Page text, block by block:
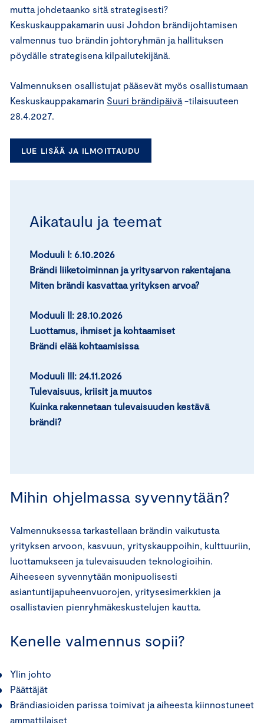
mutta johdetaanko sitä strategisesti?
Keskuskauppakamarin uusi Johdon brändijohtamisen
valmennus tuo brändin johtoryhmän ja hallituksen
pöydälle strategisena kilpailutekijänä.
Valmennuksen osallistujat pääsevät myös osallistumaan
Keskuskauppakamarin Suuri brändipäivä -tilaisuuteen
28.4.2027.
LUE LISÄÄ JA ILMOITTAUDU
Aikataulu ja teemat
Moduuli I: 6.10.2026
Brändi liiketoiminnan ja yritysarvon rakentajana
Miten brändi kasvattaa yrityksen arvoa?
Moduuli II: 28.10.2026
Luottamus, ihmiset ja kohtaamiset
Brändi elää kohtaamisissa
Moduuli III: 24.11.2026
Tulevaisuus, kriisit ja muutos
Kuinka rakennetaan tulevaisuuden kestävä
brändi?
Mihin ohjelmassa syvennytään?
Valmennuksessa tarkastellaan brändin vaikutusta
yrityksen arvoon, kasvuun, yrityskauppoihin, kulttuuriin,
luottamukseen ja tulevaisuuden teknologioihin.
Aiheeseen syvennytään monipuolisesti
asiantuntijapuheenvuorojen, yritysesimerkkien ja
osallistavien pienryhmäkeskustelujen kautta.
Kenelle valmennus sopii?
Ylin johto
Päättäjät
Brändiasioiden parissa toimivat ja aiheesta kiinnostuneet
ammattilaiset